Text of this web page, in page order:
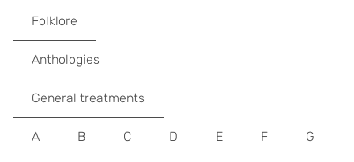
Folklore
Anthologies
General treatments
A B C D E F G